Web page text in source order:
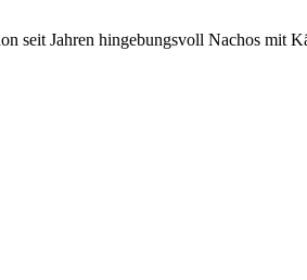
seit Jahren hingebungsvoll Nachos mit